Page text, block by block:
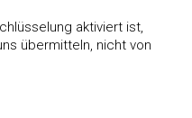
aktiviert ist,
übermitteln, nicht von